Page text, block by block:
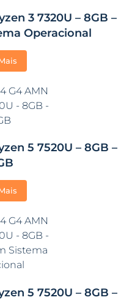
3 7320U – 8GB –
Operacional
5 7520U – 8GB –
5 7520U – 8GB –